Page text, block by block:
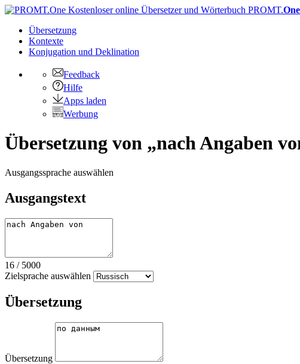
PROMT.One
Übersetzung
Kontexte
Konjugation und Deklination
Feedback
Hilfe
Apps laden
Werbung
Übersetzung von „nach Angaben
Ausgangssprache auswählen
Ausgangstext
16 / 5000
Zielsprache auswählen
Übersetzung
Übersetzung